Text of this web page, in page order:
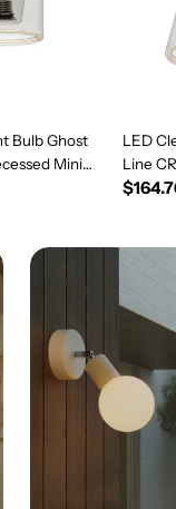
Bulb Ghost
Mini
E26 120V
LED
Line
5.5W